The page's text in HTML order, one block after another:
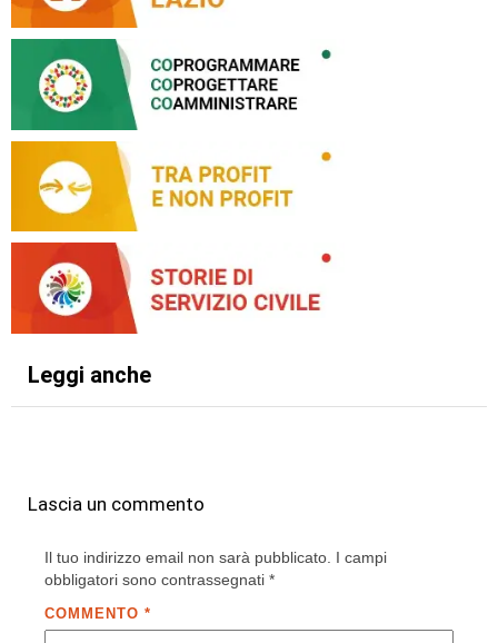
Leggi anche
Lascia un commento
Il tuo indirizzo email non sarà pubblicato. I campi
obbligatori sono contrassegnati *
COMMENTO *